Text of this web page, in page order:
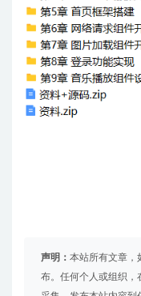
声明： 本站所有文章，
布。任何个人或组织，